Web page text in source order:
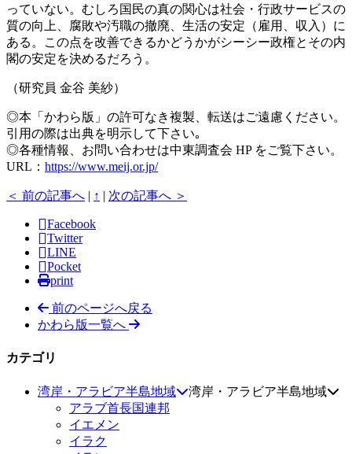
っていない。むしろ国民の真の関心は社会・行政サービスの
質の向上、腐敗や汚職の撤廃、生活の安定（雇用、収入）に
ある。この点を改善できるかどうかがシーシー政権とその内
閣の安定を決めるだろう。
（研究員 金谷 美紗）
◎本「かわら版」の許可なき複製、転送はご遠慮ください。
引用の際は出典を明示して下さい｡
◎各種情報、お問い合わせは中東調査会 HP をご覧下さい。
URL： https://www.meij.or.jp/
＜ 前の記事へ | ↑ | 次の記事へ ＞
Facebook
Twitter
LINE
Pocket
print
前のページへ戻る
かわら版一覧へ
カテゴリ
湾岸・アラビア半島地域
湾岸・アラビア半島地域
アラブ首長国連邦
イエメン
イラク